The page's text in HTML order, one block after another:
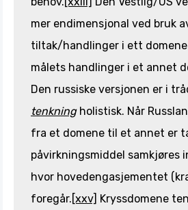
mer endimensjonal ved bruk
tiltak/handlinger i ett
målets handlinger i et annet
Den russiske versjonen er i
tenkningholistisk. Når
fra et domene til et annet er
påvirkningsmiddel samkjøres
hvor hovedengasjementet
foregår.[xxv] Kryssdomene